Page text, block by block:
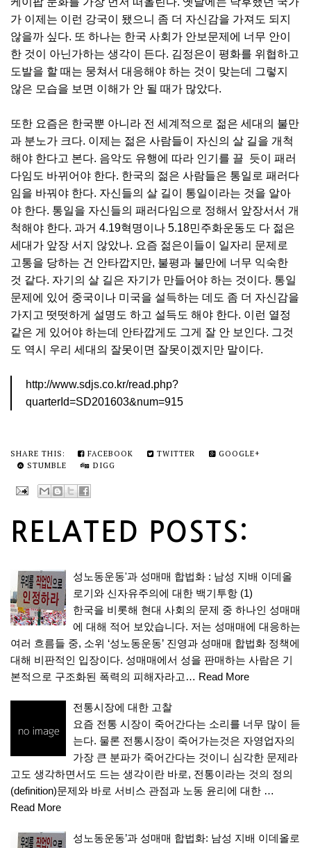
가 이제는 이런 강국이 됐으니 좀 더 자신감을 가져도 되지
않을까 싶다. 또 하나는 한국 사회가 안보문제에 너무 안이
한 것이 아닌가하는 생각이 든다. 김정은이 평화를 위협하고
도발을 할 때는 뭉쳐서 대응해야 하는 것이 맞는데 그렇지
않은 모습을 보면 이해가 안 될 때가 많았다.
또한 요즘은 한국뿐 아니라 전 세계적으로 젊은 세대의 불만
과 분노가 크다. 이제는 젊은 사람들이 자신의 살 길을 개척
해야 한다고 본다. 음악도 유행에 따라 인기를 끌 듯이 패러
다임도 바뀌어야 한다. 한국의 젊은 사람들은 통일로 패러다
임을 바꿔야 한다. 자신들의 살 길이 통일이라는 것을 알아
야 한다. 통일을 자신들의 패러다임으로 정해서 앞장서서 개
척해야 한다. 과거 4.19혁명이나 5.18민주화운동도 다 젊은
세대가 앞장 서지 않았나. 요즘 젊은이들이 일자리 문제로
고통을 당하는 건 안타깝지만, 불평과 불만에 너무 익숙한
것 같다. 자기의 살 길은 자기가 만들어야 하는 것이다. 통일
문제에 있어 중국이나 미국을 설득하는 데도 좀 더 자신감을
가지고 떳떳하게 설명도 하고 설득도 해야 한다. 이런 열정
같은 게 있어야 하는데 안타깝게도 그게 잘 안 보인다. 그것
도 역시 우리 세대의 잘못이면 잘못이겠지만 말이다.
http://www.sdjs.co.kr/read.php?
quarterId=SD201603&num=915
SHARE THIS: FACEBOOK TWITTER
GOOGLE+
STUMBLE
DIGG
RELATED POSTS:
성노동운동'과 성매매 합법화 : 남성 지배 이데올
로기와 신자유주의에 대한 백기투항 (1)
한국을 비롯해 현대 사회의 문제 중 하나인 성매매
에 대해 적어 보았습니다. 저는 성매매에 대응하는
여러 흐름들 중, 소위 ‘성노동운동’ 진영과 성매매 합법화 정책에
대해 비판적인 입장이다. 성매매에서 성을 판매하는 사람은 기
본적으로 구조화된 폭력의 피해자라고… Read More
전통시장에 대한 고찰
요즘 전통 시장이 죽어간다는 소리를 너무 많이 듣
는다. 물론 전통시장이 죽어가는것은 자영업자의
가장 큰 분파가 죽어간다는 것이니 심각한 문제라
고도 생각하면서도 드는 생각이란 바로, 전통이라는 것의 정의
(definition)문제와 바로 서비스 관점과 노동 윤리에 대한 …
Read More
성노동운동’과 성매매 합법화: 남성 지배 이데올로